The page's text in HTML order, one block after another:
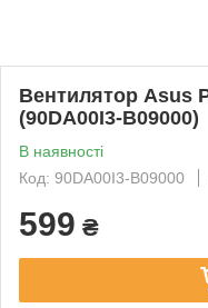
Вентилятор Asus
(90DA00I3-B09000)
В наявності
Код: 90DA00I3-B09000
599 ₴